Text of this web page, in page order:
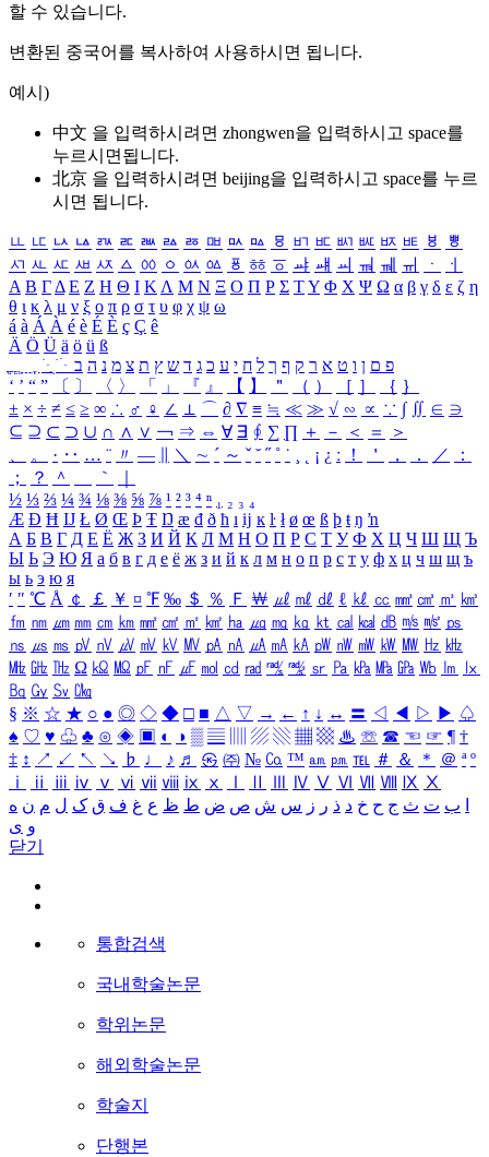
할 수 있습니다.
변환된 중국어를 복사하여 사용하시면 됩니다.
예시)
中文 을 입력하시려면 zhongwen을 입력하시고 space를
누르시면됩니다.
北京 을 입력하시려면 beijing을 입력하시고 space를 누르
시면 됩니다.
ㅥ ㅦ ㅧ ㅨ ㅩ ㅪ ㅫ ㅬ ㅭ ㅮ ㅯ ㅰ ㅱ ㅲ ㅳ ㅴ ㅵ ㅶ ㅷ ㅸ
ㅹ
ㅺ ㅻ ㅼ ㅽ ㅾ ㅿ ㆀ ㆁ ㆂ ㆃ ㆄ ㆅ ㆆ ㆇ ㆈ ㆉ ㆊ ㆋ ㆌ ㆍ
ㆎ
Α Β ΓΔ Ε Ζ Η Θ Ι ΚΛ Μ Ν Ξ Ο Π Ρ Σ ΤΥ Φ Χ Ψ Ω α β γ δ ε ζ η
θ ι κ λ μ ν ξ ο π ρ σ τ υ φ χ ψ ω
á à Á À é è É È ç Ç ê
Ä Ö Ü ä ö ü ß
ִֶֹ ֻּ ׁׂ פ ם ן ו ט א ר ק ף ך ל ח י ע כ ג ד ש ץ ת צ מ נ ה ב
‘ ’ “ ” 〔 〕 〈 〉 「 」 『 』 【 】 ＂ （ ） ［ ］ ｛ ｝
± × ÷ ≠ ≤ ≥ ∞ ∴ ♂ ♀ ∠ ⊥ ⌒ ∂ ∇ ≡ ≒ ≪ ≫ √ ∽ ∝ ∵ ∫ ∬ ∈ ∋
⊆ ⊇ ⊂ ⊃ ∪ ∩ ∧ ∨ ￢ ⇒ ⇔ ∀ ∃ ∮ ∑ ∏ ＋ － ＜ ＝
＞
、
。 · ‥ … ¨ 〃 ― ＼ ∼ ´ ～ ˇ ˘ ˝ ˚ ˙ ¸ ¡ ¿ ː ！ ＇ ， ． ／
：
；
？ ＾ ｀
½ ⅓ ⅔ ¼ ¾ ⅛ ⅜ ⅝ ⅞ ¹ ² ³ ⁴ ⁿ ₁ ₂ ₃ ₄
Æ Ð Ħ Ĳ Ł Ø Œ Þ Ŧ Ŋ æ đ ð ħ ı ĳ ĸ ŀ ł ø œ ß þ ŧ ŋ ŉ
А Б В Г Д Е Ё Ж З И Й К Л М Н О П Р С Т У Ф Х Ц Ч Ш Щ Ъ
Ы Ь Э Ю Я а б в г д е ё ж з и й к л м н о п р с т у ф х ц ч ш щ ъ
ы ь э ю я
′ ″ ℃ Å ￠ ￡ ￥ ¤ ℉ ‰ ＄ ％ Ｆ ￦ ㎕ ㎖ ㎗ ℓ ㎘ ㏄ ㎣ ㎤ ㎥ ㎦
㎙ ㎚ ㎛ ㎜ ㎝ ㎞ ㎟ ㎠ ㎡ ㎢ ㏊ ㎍ ㎎ ㎏ ㏏ ㎈ ㎉ ㏈ ㎧ ㎨ ㎰
㎱ ㎲ ㎳ ㎴ ㎵ ㎶ ㎷ ㎸ ㎹ ㎀ ㎁ ㎂ ㎃ ㎄ ㎺ ㎻ ㎽ ㎾ ㎿ ㎐ ㎑
㎒ ㎓ ㎔ Ω ㏀ ㏁ ㎊ ㎋ ㎌ ㏖ ㏅ ㎭ ㎮ ㎯ ㏛ ㎩ ㎪ ㎫ ㎬ ㏝ ㏐
㏓
㏃ ㏉ ㏜ ㏆
§ ※ ☆ ★ ○ ● ◎ ◇ ◆ □ ■ △ ▽ → ← ↑ ↓ ↔ 〓 ◁ ◀ ▷ ▶ ♤
♠ ♡ ♥ ♧ ♣ ⊙ ◈ ▣ ◐ ◑ ▒ ▤ ▨ ▧ ▦ ▩ ♨ ☏ ☎ ☜ ☞ ¶ †
‡ ↕ ↗ ↙ ↖ ↘ ♭ ♩ ♪ ♬ ㉿ ㈜ № ㏇ ™ ㏂ ㏘ ℡ ＃ ＆ ＊ ＠ ª º
ⅰ
ⅱ ⅲ ⅳ ⅴ ⅵ ⅶ ⅷ ⅸ ⅹ Ⅳ Ⅴ Ⅵ Ⅶ Ⅷ Ⅸ Ⅹ
ب ت ث ج ح خ د ذ ر ز س ش ص ض ط ظ ع غ ف ق ک ل م ن ه
و ی
닫기
통합검색
국내학술논문
학위논문
해외학술논문
학술지
단행본